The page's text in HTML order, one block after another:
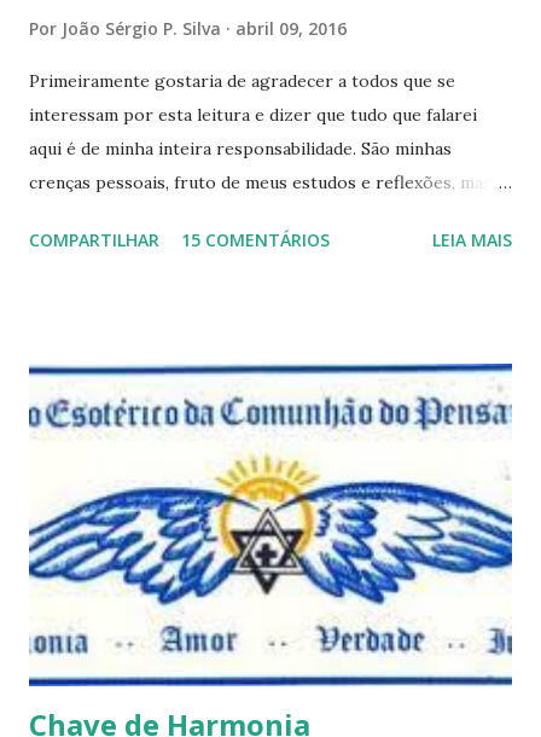
Por João Sérgio P. Silva abril 09, 2016
Primeiramente gostaria de agradecer a todos que se
interessam por esta leitura e dizer que tudo que falarei
aqui é de minha inteira responsabilidade. São minhas
crenças pessoais, fruto de meus estudos e reflexões, mas
porque nem mesmo eu as tenho desta forma. Eu vos
e talvez contraditória a sua própria visão. Durante todo
este mês estaremos debatendo este tema e gostaríamos de
convida-lo a deixar seus comentários e reflexões no final
do texto clicando em novo comentário e acompanhar as
respostas e sugestões dos demais. Não estranhem o fato
de que teremos mais perguntas do que respostas, mais
reflexões do que formulações prontas, pois as perguntas
parecem contribuir mais para o aprendizado do que as
afirmações. Quem de nós pode de fato afirmar alguma coi...
COMPARTILHAR 15 COMENTÁRIOS LEIA MAIS
Chave de Harmonia